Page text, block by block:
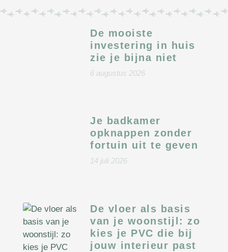
De mooiste
investering in huis
zie je bijna niet
6 augustus 2026
Je badkamer
opknappen zonder
fortuin uit te geven
14 juli 2026
De vloer als basis
van je woonstijl: zo
kies je PVC die bij
jouw interieur past